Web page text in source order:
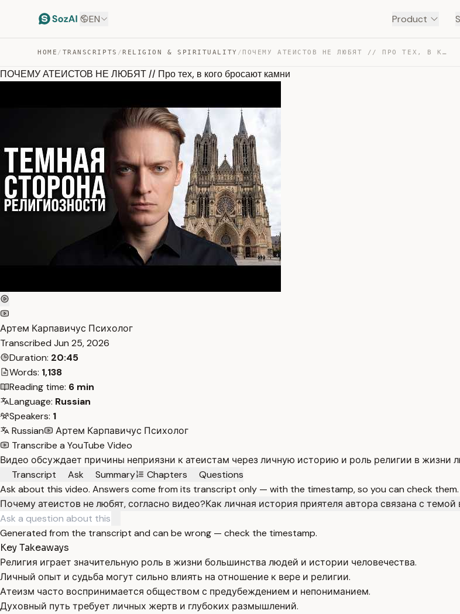
EN Product
HOME / TRANSCRIPTS /RELIGION & SPIRITUALITY / ПОЧЕМУ АТЕИСТОВ НЕ ЛЮБЯТ // ПРО ТЕХ, В КОГО БРОСАЮТ КАМНИ — TRANSCRIPT
ПОЧЕМУ АТЕИСТОВ НЕ ЛЮБЯТ // Про тех, в кого бросают камни
Артем Карпавичус Психолог
Transcribed Jun 25, 2026
Duration: 20:45
Words: 1,138
Reading time: 6 min
Language: Russian
Speakers: 1
Russian
Артем Карпавичус Психолог
Transcribe a YouTube Video
Видео обсуждает причины неприязни к атеистам через личную историю и роль религии в жизни
Transcript
Ask Summary Chapters
Questions
Ask about this video. Answers come from its transcript only — with the timestamp, so you can check them.
Почему атеистов не любят, согласно видео?Как личная история приятеля автора связана с темой
Generated from the transcript and can be wrong — check the timestamp.
Key Takeaways
Религия играет значительную роль в жизни большинства людей и истории человечества.
Личный опыт и судьба могут сильно влиять на отношение к вере и религии.
Атеизм часто воспринимается обществом с предубеждением и непониманием.
Духовный путь требует личных жертв и глубоких размышлений.